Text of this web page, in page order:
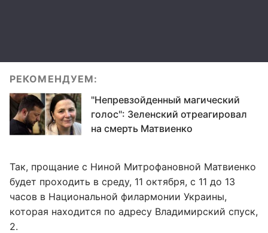
РЕКОМЕНДУЕМ:
"Непревзойденный магический
голос": Зеленский отреагировал
на смерть Матвиенко
Так, прощание с Ниной Митрофановной Матвиенко
будет проходить в среду, 11 октября, с 11 до 13
часов в Национальной филармонии Украины,
которая находится по адресу Владимирский спуск,
2.